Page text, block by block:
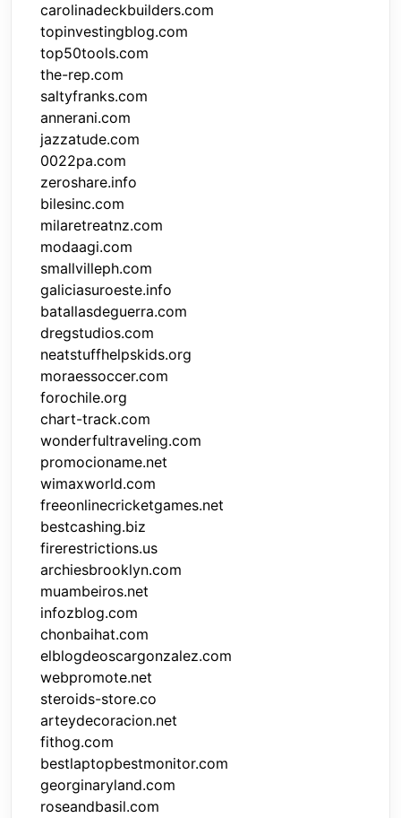
carolinadeckbuilders.com
topinvestingblog.com
top50tools.com
the-rep.com
saltyfranks.com
annerani.com
jazzatude.com
0022pa.com
zeroshare.info
bilesinc.com
milaretreatnz.com
modaagi.com
smallvilleph.com
galiciasuroeste.info
batallasdeguerra.com
dregstudios.com
neatstuffhelpskids.org
moraessoccer.com
forochile.org
chart-track.com
wonderfultraveling.com
promocioname.net
wimaxworld.com
freeonlinecricketgames.net
bestcashing.biz
firerestrictions.us
archiesbrooklyn.com
muambeiros.net
infozblog.com
chonbaihat.com
elblogdeoscargonzalez.com
webpromote.net
steroids-store.co
arteydecoracion.net
fithog.com
bestlaptopbestmonitor.com
georginaryland.com
roseandbasil.com